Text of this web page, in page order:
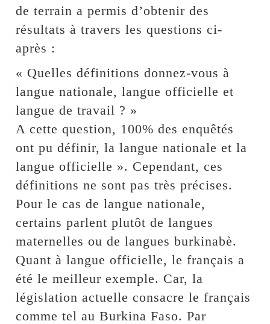
de terrain a permis d’obtenir des
résultats à travers les questions ci-
après :
« Quelles définitions donnez-vous à
langue nationale, langue officielle et
langue de travail ? »
A cette question, 100% des enquêtés
ont pu définir, la langue nationale et la
langue officielle ». Cependant, ces
définitions ne sont pas très précises.
Pour le cas de langue nationale,
certains parlent plutôt de langues
maternelles ou de langues burkinabè.
Quant à langue officielle, le français a
été le meilleur exemple. Car, la
législation actuelle consacre le français
comme tel au Burkina Faso. Par